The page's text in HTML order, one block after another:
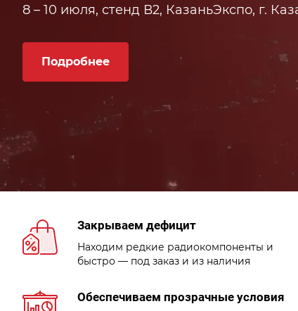
8 – 10 июля, стенд В2, КазаньЭкспо, г.
Подробнее
Закрываем дефицит
Находим редкие радиокомпоненты и
быстро — под заказ и из наличия
Обеспечиваем прозрачные условия